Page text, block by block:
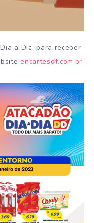
a Dia, para receber
encartesdf.com.br